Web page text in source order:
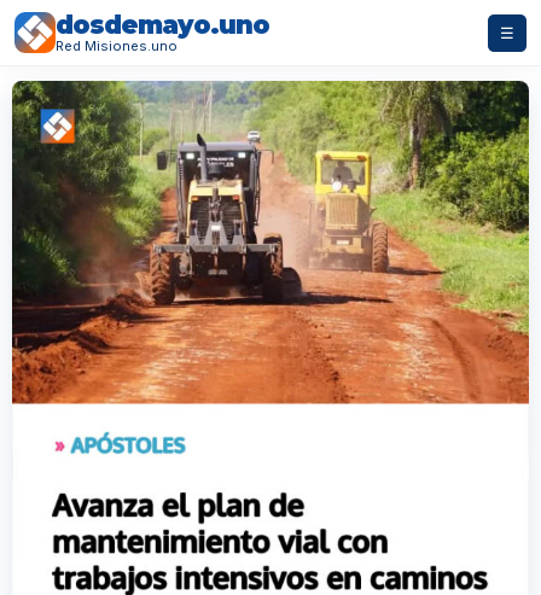
dosdemayo.uno
Red Misiones.uno
☰